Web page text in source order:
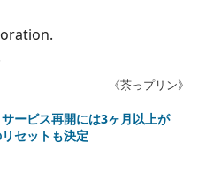
《茶っプリン》
ービス再開には3ヶ月以上が
セットも決定